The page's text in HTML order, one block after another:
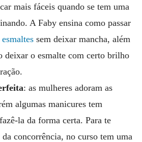
mais fáceis quando se tem uma
A Faby ensina como passar
esmaltes sem deixar mancha, além
deixar o esmalte com certo brilho
: as mulheres adoram as
algumas manicures tem
la da forma certa. Para te
concorrência, no curso tem uma